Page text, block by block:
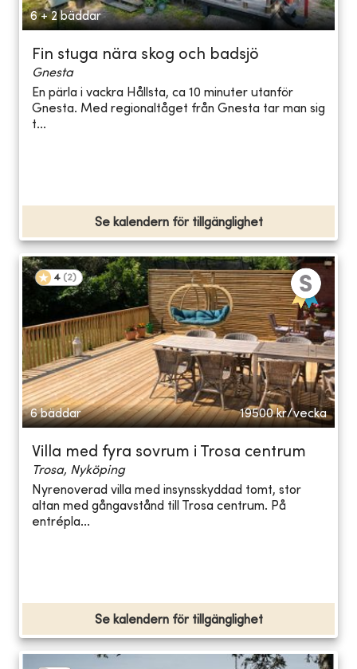
6 + 2 bäddar
Fin stuga nära skog och badsjö
Gnesta
En pärla i vackra Hållsta, ca 10 minuter utanför
Gnesta. Med regionaltåget från Gnesta tar man sig
t...
Se kalendern för tillgänglighet
4 (2)
6 bäddar 19500 kr/vecka
Villa med fyra sovrum i Trosa centrum
Trosa, Nyköping
Nyrenoverad villa med insynsskyddad tomt, stor
altan med gångavstånd till Trosa centrum. På
entrépla...
Se kalendern för tillgänglighet